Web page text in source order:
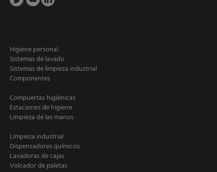
Higiene personal
Sistemas de lavado
Sistemas de limpieza industrial
Componentes
Compuertas higiénicas
Estaciones de higiene
Limpieza de las manos
Limpieza industrial
Dispensadores químicos
Lavadoras de cajas
Volcador de paletas